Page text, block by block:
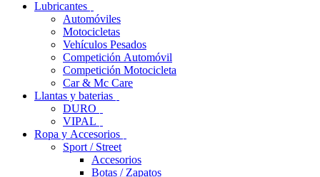
Lubricantes
Automóviles
Motocicletas
Vehículos Pesados
Competición Automóvil
Competición Motocicleta
Car & Mc Care
Llantas y baterias
DURO
VIPAL
Ropa y Accesorios
Sport / Street
Accesorios
Botas / Zapatos